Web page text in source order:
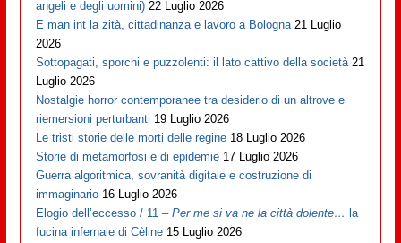
angeli e degli uomini) 22 Luglio 2026
E man int la zità, cittadinanza e lavoro a Bologna 21 Luglio
2026
Sottopagati, sporchi e puzzolenti: il lato cattivo della società 21
Luglio 2026
Nostalgie horror contemporanee tra desiderio di un altrove e
riemersioni perturbanti 19 Luglio 2026
Le tristi storie delle morti delle regine 18 Luglio 2026
Storie di metamorfosi e di epidemie 17 Luglio 2026
Guerra algoritmica, sovranità digitale e costruzione di
immaginario 16 Luglio 2026
Elogio dell’eccesso / 11 –Per me si va ne la città dolente… la
fucina infernale di Cèline 15 Luglio 2026